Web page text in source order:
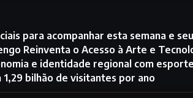
para acompanhar esta semana e
Reinventa o Acesso à Arte e
e identidade regional com
1,29 bilhão de visitantes por ano